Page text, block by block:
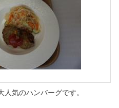
気のハンバーグです。